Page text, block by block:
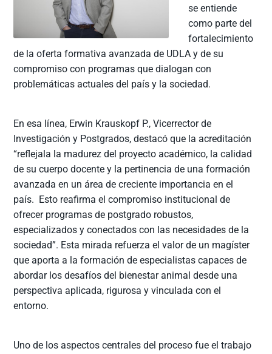
se entiende
como parte del
fortalecimiento
de la oferta formativa avanzada de UDLA y de su
compromiso con programas que dialogan con
problemáticas actuales del país y la sociedad.
En esa línea, Erwin Krauskopf P., Vicerrector de
Investigación y Postgrados, destacó que la acreditación
“reflejala la madurez del proyecto académico, la calidad
de su cuerpo docente y la pertinencia de una formación
avanzada en un área de creciente importancia en el
país. Esto reafirma el compromiso institucional de
ofrecer programas de postgrado robustos,
especializados y conectados con las necesidades de la
sociedad”. Esta mirada refuerza el valor de un magíster
que aporta a la formación de especialistas capaces de
abordar los desafíos del bienestar animal desde una
perspectiva aplicada, rigurosa y vinculada con el
entorno.
Uno de los aspectos centrales del proceso fue el trabajo